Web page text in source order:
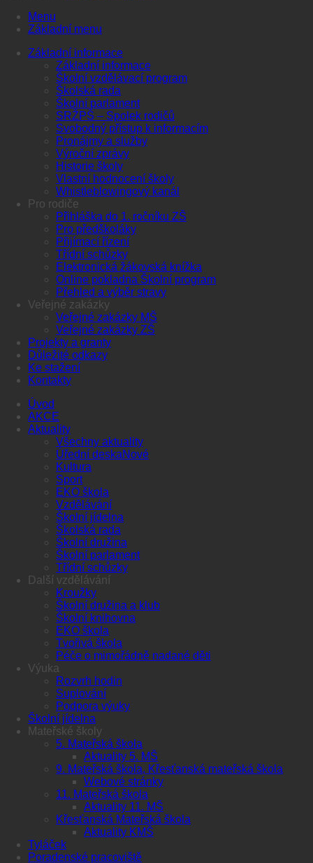
Menu
Základní menu
Základní informace
Základní informace
Školní vzdělávací program
Školská rada
Školní parlament
SRŽPŠ – Spolek rodičů
Svobodný přístup k informacím
Pronájmy a služby
Výroční zprávy
Historie školy
Vlastní hodnocení školy
Whistleblowingový kanál
Pro rodiče
Přihláška do 1. ročníku ZŠ
Pro předškoláky
Přijímací řízení
Třídní schůzky
Elektronická žákovská knížka
Online pokladna Školní program
Přehled a výběr stravy
Veřejné zakázky
Veřejné zakázky MŠ
Veřejné zakázky ZŠ
Projekty a granty
Důležité odkazy
Ke stažení
Kontakty
Úvod
AKCE
Aktuality
Všechny aktuality
Úřední deska
Kultura
Sport
EKO škola
Vzdělávání
Školní jídelna
Školská rada
Školní družina
Školní parlament
Třídní schůzky
Další vzdělávání
Kroužky
Školní družina a klub
Školní knihovna
EKO škola
Tvořivá škola
Péče o mimořádně nadané děti
Výuka
Rozvrh hodin
Suplování
Podpora výuky
Školní jídelna
Mateřské školy
5. Mateřská škola
Aktuality 5. MŠ
9. Mateřská škola, Křesťanská mateřská škola
Webové stránky
11. Mateřská škola
Aktuality 11. MŠ
Křesťanská Mateřská škola
Aktuality KMŠ
Tyláček
Poradenské pracoviště